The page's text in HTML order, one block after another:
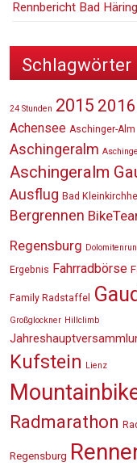
Rennbericht Bad
Schlagwörter
24 Stunden 2015 2016
Achensee Aschinger-Alm
Aschingeralm
Aschingeralm
Ausflug Bad
Bergrennen
Regensburg
Ergebnis Fahrradbörse
Family Radstaffel
Großglockner Hillclimb
Kufstein Lienz
Radmarathon
Regensburg